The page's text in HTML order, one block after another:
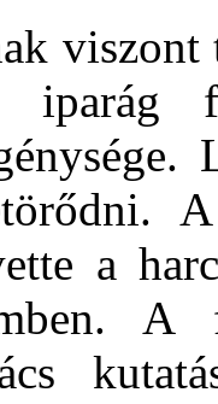
iparág
a
A